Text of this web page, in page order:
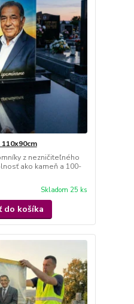
z nezničiteľného
ako kameň a 100-
Skladom 25 ks
do košíka